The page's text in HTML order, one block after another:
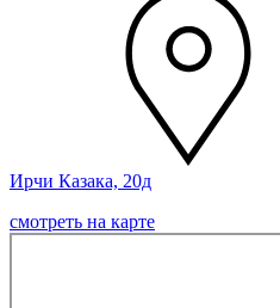
Ирчи Казака, 20д
смотреть на карте